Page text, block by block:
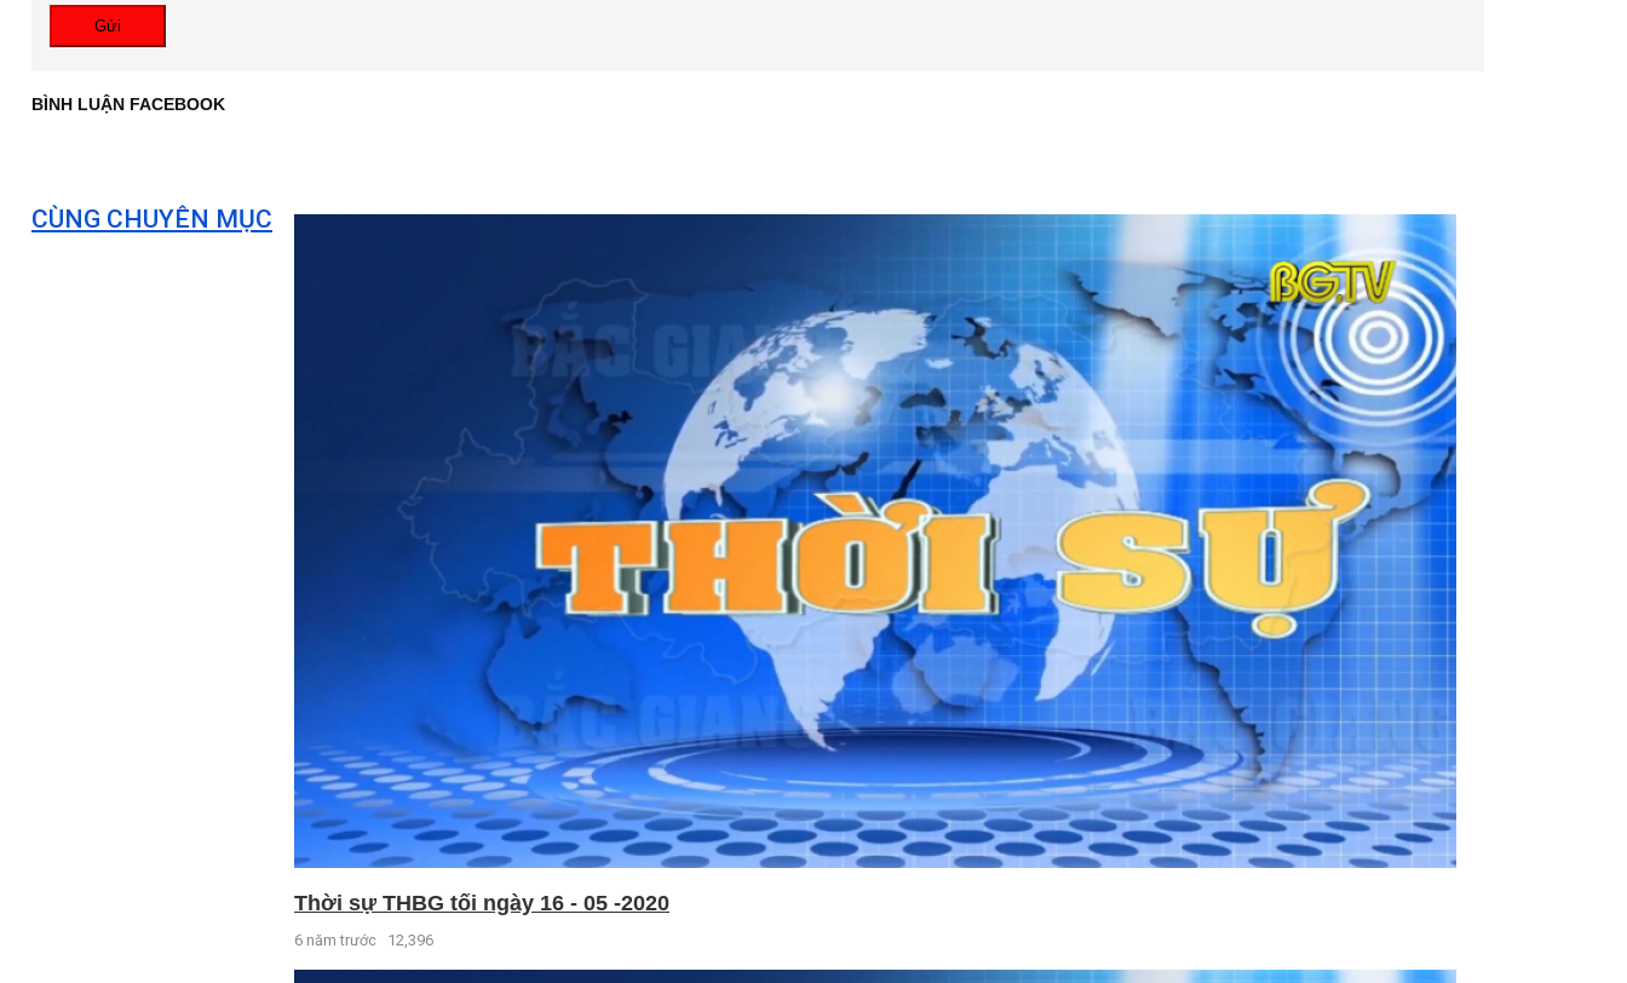
Gửi
BÌNH LUẬN FACEBOOK
CÙNG CHUYÊN MỤC
Thời sự THBG tối ngày 16 - 05 -2020
6 năm trước 12,396